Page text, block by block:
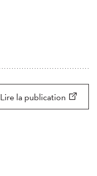
Chercher
Appliquer
Appliquer
Lire la publication